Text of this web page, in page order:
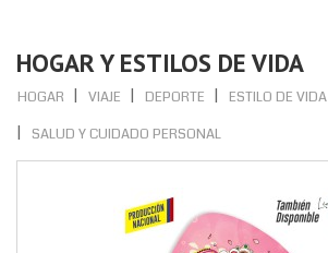
HOGAR Y ESTILOS DE VIDA
HOGAR VIAJE DEPORTE
ESTILO DE VIDA
SALUD Y CUIDADO PERSONAL